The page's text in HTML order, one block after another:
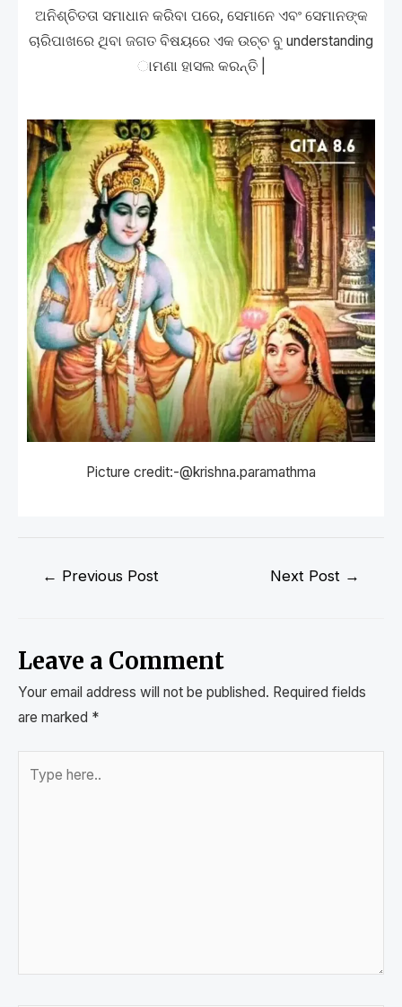
ଅନିଶ୍ଚିତତା ସମାଧାନ କରିବା ପରେ, ସେମାନେ ଏବଂ ସେମାନଙ୍କ
ଚାରିପାଖରେ ଥିବା ଜଗତ ବିଷୟରେ ଏକ ଉଚ୍ଚ ବୁ understanding
ାମଣା ହାସଲ କରନ୍ତି |
Picture credit:-@krishna.paramathma
← Previous Post Next Post →
Leave a Comment
Your email address will not be published. Required fields
are marked *